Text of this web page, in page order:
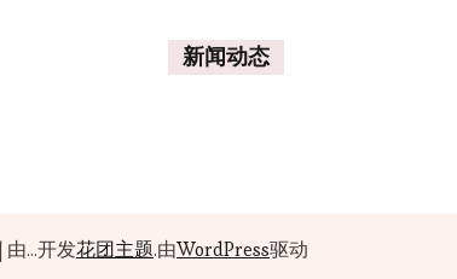
新闻动态
...开发花团主题.由WordPress驱动